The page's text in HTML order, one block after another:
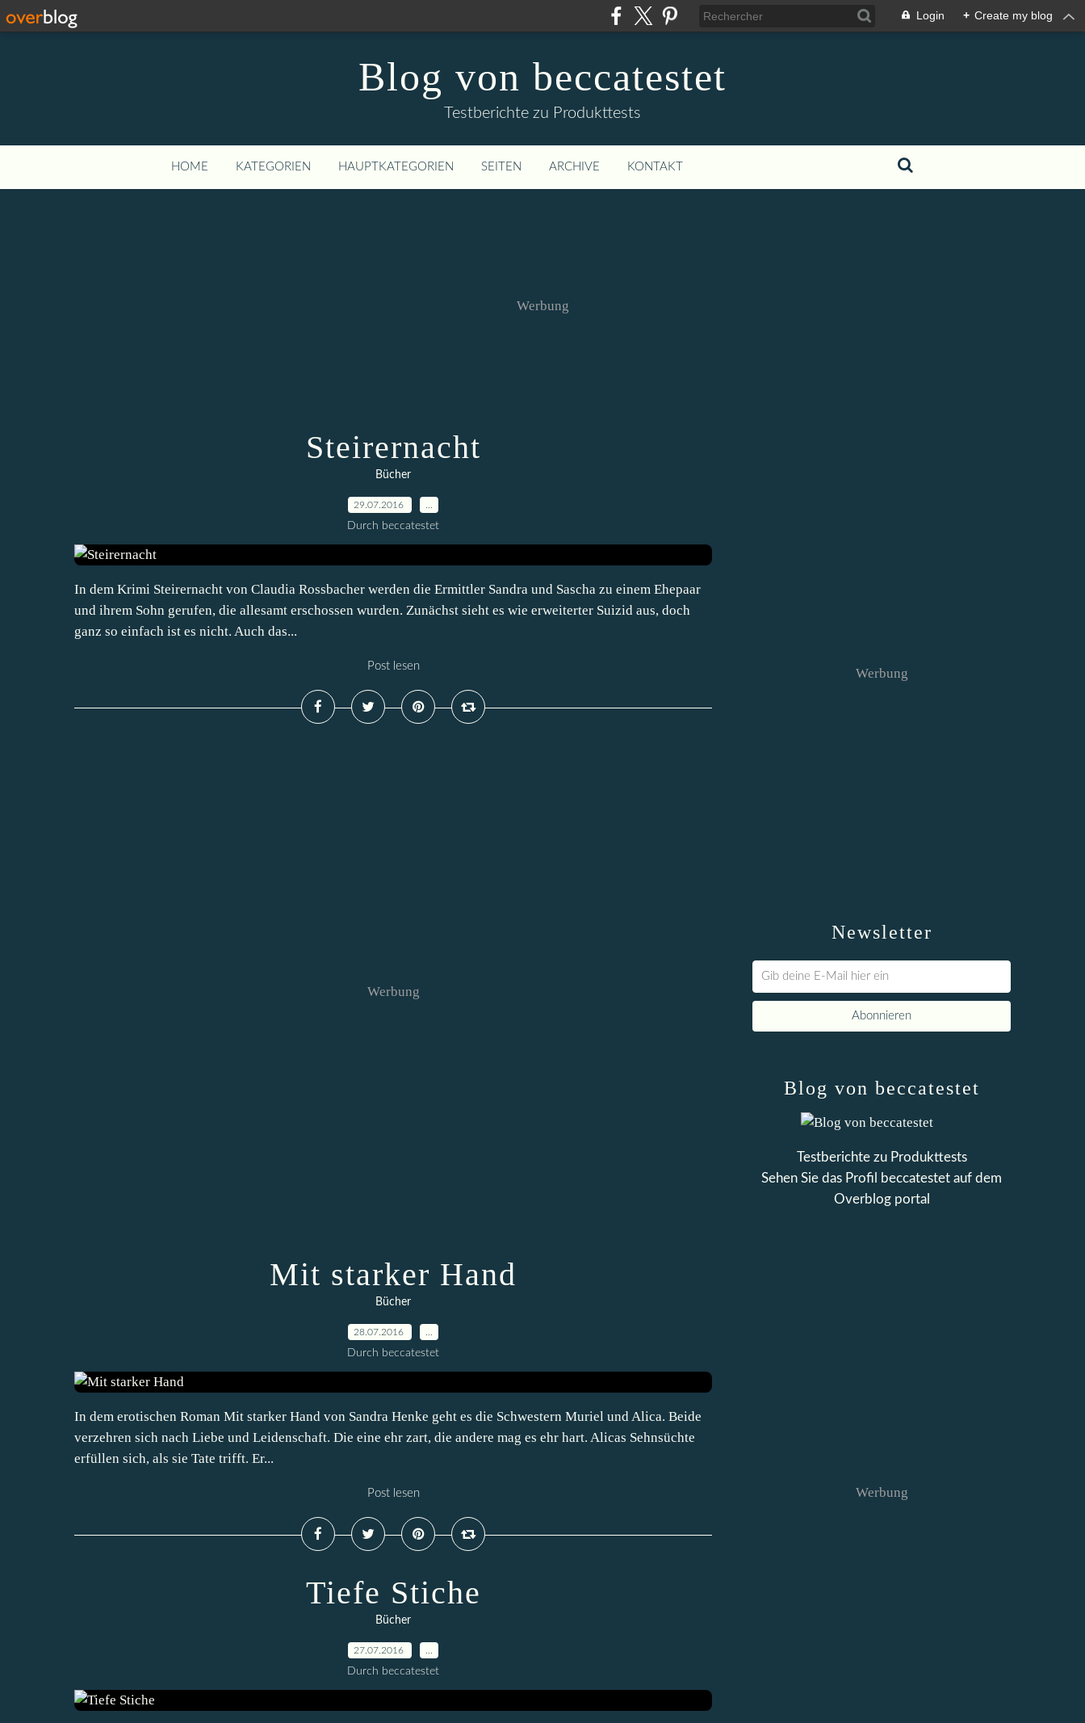
Login + Create my blog
Blog von beccatestet
Testberichte zu Produkttests
HOME KATEGORIEN HAUPTKATEGORIEN SEITEN ARCHIVE KONTAKT
Werbung
Steirernacht
Bücher
29.07.2016
Durch beccatestet
In dem Krimi Steirernacht von Claudia Rossbacher werden die Ermittler Sandra und Sascha zu einem Ehepaar
und ihrem Sohn gerufen, die allesamt erschossen wurden. Zunächst sieht es wie erweiterter Suizid aus, doch
ganz so einfach ist es nicht. Auch das...
Post lesen
Werbung
Mit starker Hand
Bücher
28.07.2016
Durch beccatestet
In dem erotischen Roman Mit starker Hand von Sandra Henke geht es die Schwestern Muriel und Alica. Beide
verzehren sich nach Liebe und Leidenschaft. Die eine ehr zart, die andere mag es ehr hart. Alicas Sehnsüchte
erfüllen sich, als sie Tate trifft. Er...
Post lesen
Tiefe Stiche
Bücher
27.07.2016
Durch beccatestet
Newsletter
Werbung
Blog von beccatestet
Testberichte zu Produkttests
Sehen Sie das Profil
beccatestet auf dem
Overblog portal
Werbung